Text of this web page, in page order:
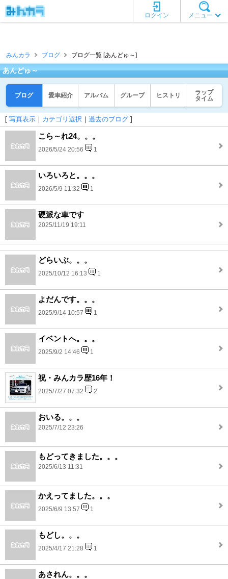
メニュー
ログイン
みんカラ ブログ ブログ一覧 [あんどゅ～]
あんどゅ～
ブログ 愛車紹介 アルバム グループ ヒストリ
ラップ
タイム
[ 写真表示 ｜ カテゴリ選択 ｜ 過去のブログ ]
こら～れ24。。。
2026/5/24 20:56 1
いろいろと。。。
2026/5/9 11:32 1
硬派な車です
2025/11/19 19:11
どらいぶ。。。
2025/10/12 16:13 1
よだんです。。。
2025/9/14 10:57 1
イベントへ。。。
2025/9/2 14:46 1
祝・みんカラ歴16年！
2025/7/27 07:32 2
おいる。。。
2025/7/12 23:26
もどってきました。。。
2025/6/13 11:31
かえってました。。。
2025/6/9 13:57 1
もどし。。。
2025/4/17 21:28 1
あされん。。。